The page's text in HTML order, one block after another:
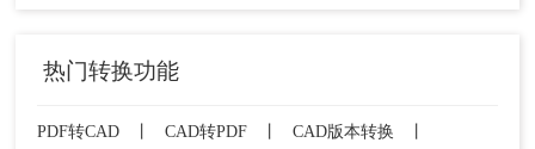
热门转换功能
PDF转CAD CAD转PDF CAD版本转换